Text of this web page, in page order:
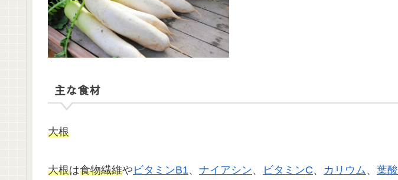
主な食材
大根
大根は食物繊維や ビタミンB1、 ナイアシン、 ビタミンC、 カリウム 、 葉酸